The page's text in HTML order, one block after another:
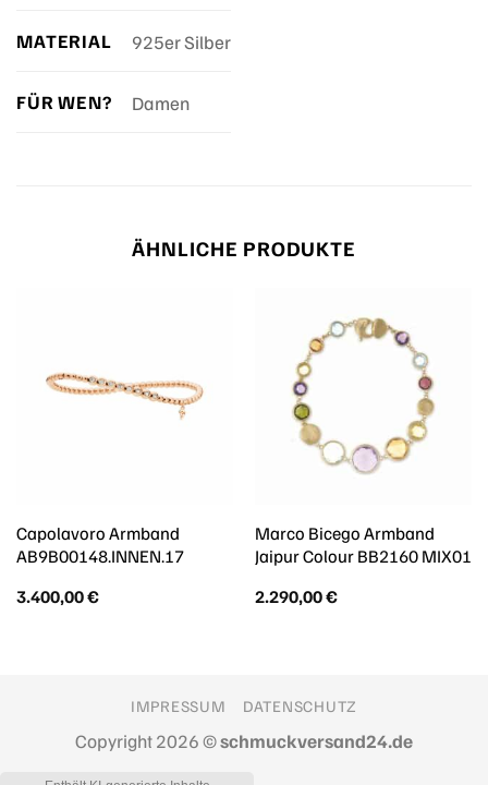
MATERIAL 925er Silber
FÜR WEN? Damen
ÄHNLICHE PRODUKTE
Capolavoro Armband
AB9B00148.INNEN.17
3.400,00€
Marco Bicego Armband
Jaipur Colour BB2160 MIX01
2.290,00€
IMPRESSUM DATENSCHUTZ
Copyright 2026 ©schmuckversand24.de